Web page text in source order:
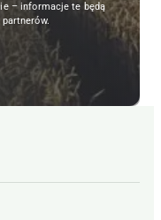
– informacje te będą
partnerów.